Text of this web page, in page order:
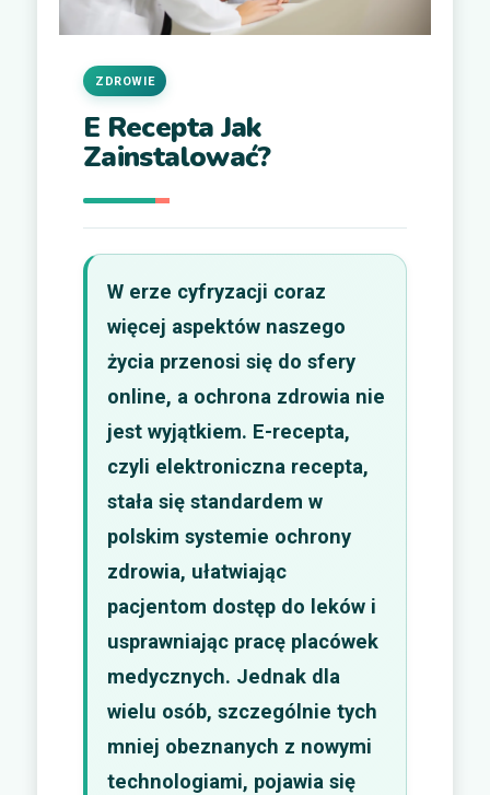
E Recepta Jak
Zainstalować?
ZDROWIE
W erze cyfryzacji coraz
więcej aspektów naszego
życia przenosi się do sfery
online, a ochrona zdrowia nie
jest wyjątkiem. E-recepta,
czyli elektroniczna recepta,
stała się standardem w
polskim systemie ochrony
zdrowia, ułatwiając
pacjentom dostęp do leków i
usprawniając pracę placówek
medycznych. Jednak dla
wielu osób, szczególnie tych
mniej obeznanych z nowymi
technologiami, pojawia się